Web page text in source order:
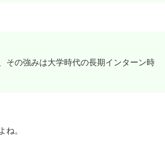
その強みは大学時代の長期インターン時
ね。